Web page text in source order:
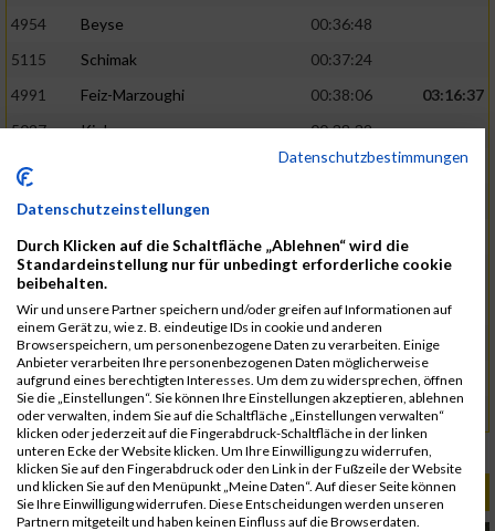
4954
Beyse
00:36:48
5115
Schimak
00:37:24
4991
Feiz-Marzoughi 00:38:06
03:16:37
5027
Kiehne
00:38:32
5137
00:39:06
5048
Leibold
5065
No
00:40:33
5084
Ponnu 00:41:45
03:36:13
4973
Chinnakannu
00:41:45
5058
Maier
00:43:33
4961
Brachat
00:44:02
5125
Schreier
00:45:08
Rang:201.
ALBUM B2RUN MÜNCHEN / 15.07.2026
Datenschutzbestimmungen
Datenschutzeinstellungen
Durch Klicken auf die Schaltfläche „Ablehnen“ wird die
Standardeinstellung nur für unbedingt erforderliche cookie
beibehalten.
Wir und unsere Partner speichern und/oder greifen auf Informationen auf
einem Gerät zu, wie z. B. eindeutige IDs in cookie und anderen
Browserspeichern, um personenbezogene Daten zu verarbeiten. Einige
Anbieter verarbeiten Ihre personenbezogenen Daten möglicherweise
aufgrund eines berechtigten Interesses. Um dem zu widersprechen, öffnen
Sie die „Einstellungen“. Sie können Ihre Einstellungen akzeptieren, ablehnen
oder verwalten, indem Sie auf die Schaltfläche „Einstellungen verwalten“
klicken oder jederzeit auf die Fingerabdruck-Schaltfläche in der linken
unteren Ecke der Website klicken. Um Ihre Einwilligung zu widerrufen,
klicken Sie auf den Fingerabdruck oder den Link in der Fußzeile der Website
und klicken Sie auf den Menüpunkt „Meine Daten“. Auf dieser Seite können
Sie Ihre Einwilligung widerrufen. Diese Entscheidungen werden unseren
Partnern mitgeteilt und haben keinen Einfluss auf die Browserdaten.